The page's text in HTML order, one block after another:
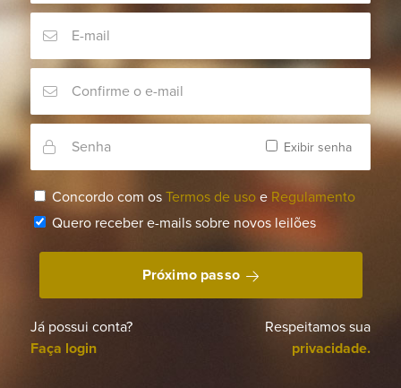
Exibir senha
Concordo com os Termos de uso e Regulamento
Quero receber e-mails sobre novos leilões
Próximo passo
Já possui conta?
Faça login
Respeitamos sua
privacidade.